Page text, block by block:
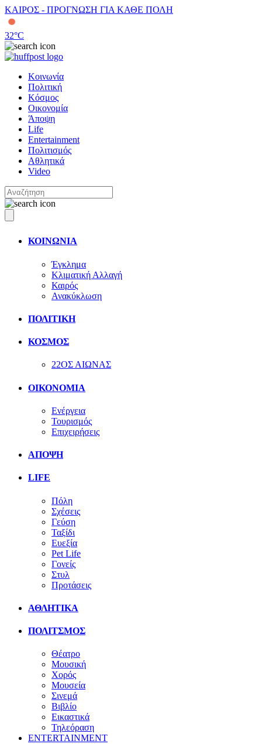
ΚΑΙΡΟΣ - ΠΡΟΓΝΩΣΗ ΓΙΑ ΚΑΘΕ ΠΟΛΗ
32°C
Κοινωνία
Πολιτική
Κόσμος
Οικονομία
Άποψη
Life
Entertainment
Πολιτισμός
Αθλητικά
Video
ΚΟΙΝΩΝΙΑ
Έγκλημα
Κλιματική Αλλαγή
Καιρός
Ανακύκλωση
ΠΟΛΙΤΙΚΗ
ΚΟΣΜΟΣ
22ΟΣ ΑΙΩΝΑΣ
ΟΙΚΟΝΟΜΙΑ
Ενέργεια
Τουρισμός
Επιχειρήσεις
ΑΠΟΨΗ
LIFE
Πόλη
Σχέσεις
Γεύση
Ταξίδι
Ευεξία
Pet Life
Γονείς
Στυλ
Προτάσεις
ΑΘΛΗΤΙΚΑ
ΠΟΛΙΤΣΜΟΣ
Θέατρο
Μουσική
Χορός
Μουσεία
Σινεμά
Βιβλίο
Εικαστικά
Τηλεόραση
ENTERTAINMENT